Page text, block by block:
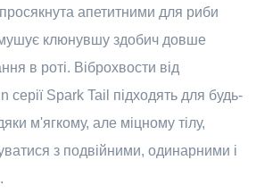
просякнута апетитними для риби
клюнувшу здобич довше
в роті. Віброхвости від
серії Spark Tail підходять для будь-
м'ягкому, але міцному тілу,
з подвійними, одинарними і